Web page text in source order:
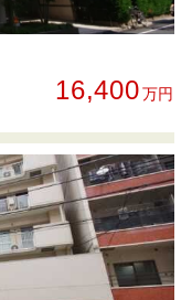
16,400万円